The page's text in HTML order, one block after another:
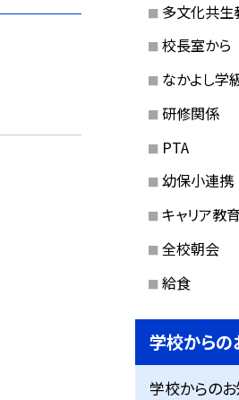
多文化共生
校長室から
なかよし学
研修関係
PTA
幼保小連携
キャリア教
全校朝会
給食
学校からの
学校からの